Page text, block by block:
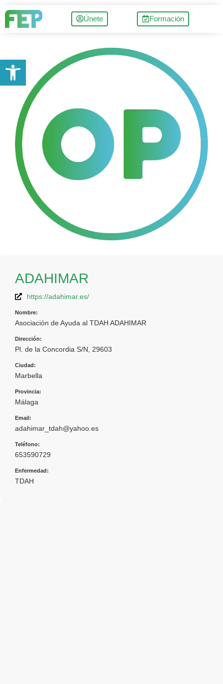
Únete Formación
ADAHIMAR
https://adahimar.es/
Nombre:
Asociación de Ayuda al TDAH ADAHIMAR
Dirección:
Pl. de la Concordia S/N, 29603
Ciudad:
Marbella
Provincia:
Málaga
Email:
adahimar_tdah@yahoo.es
Teléfono:
653590729
Enfermedad:
TDAH
Abrir barra de herramientas